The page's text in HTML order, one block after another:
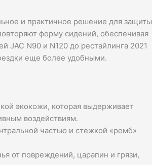
и практичное решение для защиты
форму сидений, обеспечивая
JAC N90 и N120 до рестайлинга 2021
еще более удобными.
экокожи, которая выдерживает
воздействиям.
частью и стежкой «ромб»
от повреждений, царапин и грязи,